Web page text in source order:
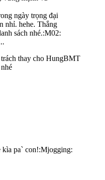
ngày trọng đại
nhỉ. hehe. Thắng
sách nhé.:M02:
thay cho HungBMT
kìa pa` con!:Mjogging: